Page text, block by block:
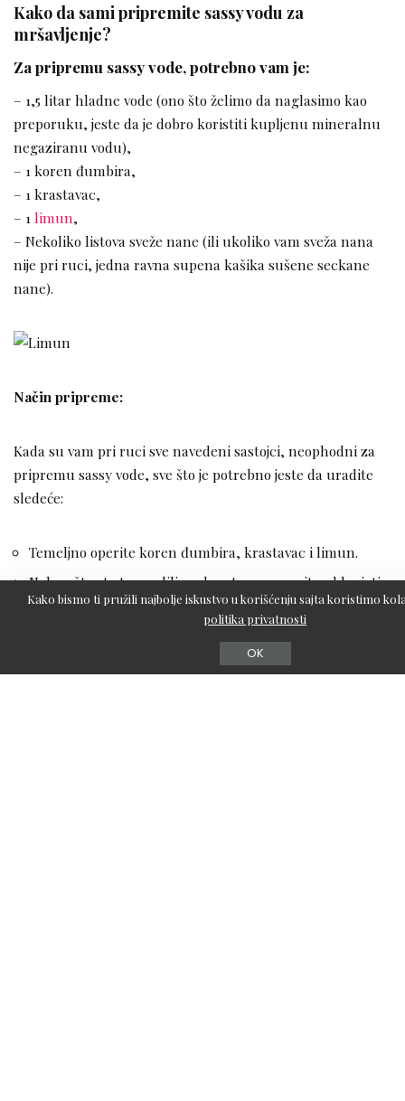
Kako da sami pripremite sassy vodu za
mršavljenje?
Za pripremu sassy vode, potrebno vam je:
– 1,5 litar hladne vode (ono što želimo da naglasimo kao
preporuku, jeste da je dobro koristiti kupljenu mineralnu
negaziranu vodu),
– 1 koren đumbira,
– 1 krastavac,
– 1limun,
– Nekoliko listova sveže nane (ili ukoliko vam sveža nana
nije pri ruci, jedna ravna supena kašika sušene seckane
nane).
Način pripreme:
Kada su vam pri ruci sve navedeni sastojci, neophodni za
pripremu sassy vode, sve što je potrebno jeste da uradite
sledeće:
Temeljno operite koren đumbira, krastavac i limun.
Nakon što ste to uradili, sa krastavca nemojte uklanjati
koru, već samo odstranite krajeve koji mogu sadržati
Isto to uradite i sa limunom i zatim i krastavac i limun
Kako bismo ti pružili najbolje iskustvo u korišćenju sajta koristimo
politika privatnosti
OK